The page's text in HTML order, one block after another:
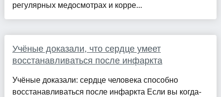
регулярных медосмотрах и корре...
Учёные доказали, что сердце умеет
восстанавливаться после инфаркта
Учёные доказали: сердце человека способно
восстанавливаться после инфаркта Если вы когда-